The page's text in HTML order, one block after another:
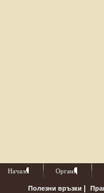
Начало Органи
Полезни връзки